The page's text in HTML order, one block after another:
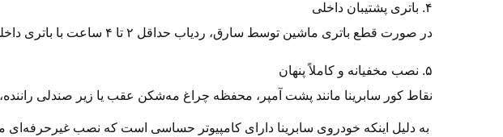
۴. باتری پشتیبان داخلی
در صورت قطع باتری ماشین توسط سارق، ردیاب حداقل ۲ تا ۴ ساعت با باتری داخلی خود به کار ادامه می‌دهد.
۵. نصب مخفیانه و کاملاً پنهان
نقاط کور سابرینا مانند پشت آمپر، محفظه چراغ مه‌شکن عقب یا زیر صندلی
به دلیل اینکه خودروی سابرینا دارای کامپیوتر حساسی است که نصب